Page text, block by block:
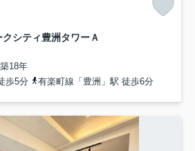
シティ豊洲タワーＡ
18年
歩5分
有楽町線「豊洲」駅 徒歩6分